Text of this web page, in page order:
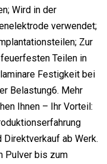
Wird in der
verwendet;
Zur
Teilen in
Festigkeit bei
Belastung6. Mehr
Ihnen – Ihr Vorteil:
ab Werk.
Pulver bis zum